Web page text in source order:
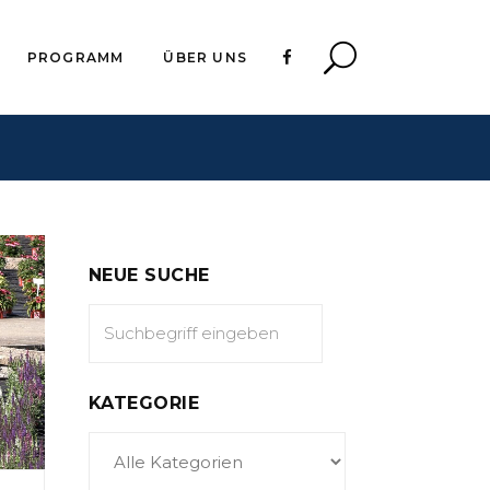
PROGRAMM ÜBER UNS
NEUE SUCHE
KATEGORIE